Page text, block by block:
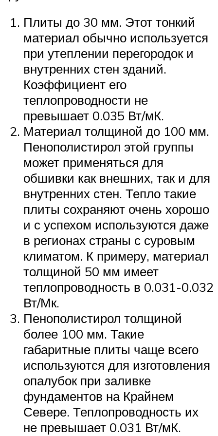
Плиты до 30 мм. Этот тонкий
материал обычно используется
при утеплении перегородок и
внутренних стен зданий.
Коэффициент его
теплопроводности не
превышает 0.035 Вт/мК.
Материал толщиной до 100 мм.
Пенополистирол этой группы
может применяться для
обшивки как внешних, так и для
внутренних стен. Тепло такие
плиты сохраняют очень хорошо
и с успехом используются даже
в регионах страны с суровым
климатом. К примеру, материал
толщиной 50 мм имеет
теплопроводность в 0.031-0.032
Вт/Мк.
Пенополистирол толщиной
более 100 мм. Такие
габаритные плиты чаще всего
используются для изготовления
опалубок при заливке
фундаментов на Крайнем
Севере. Теплопроводность их
не превышает 0.031 Вт/мК.